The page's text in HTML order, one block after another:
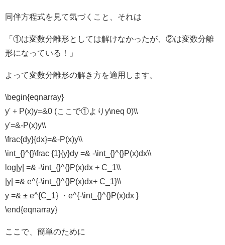
同伴方程式を見て気づくこと、それは
「①は変数分離形としては解けなかったが、 ②は変数分離
形になっている！」
よって変数分離形の解き方を適用します。
\begin{eqnarray}
y' + P(x)y=&0 (ここで①よりy\neq 0)\\
y'=&-P(x)y\\
\frac{dy}{dx}=&-P(x)y\\
\int_{}^{}\frac {1}{y}dy =& -\int_{}^{}P(x)dx\\
log|y| =& -\int_{}^{}P(x)dx + C_1\\
|y| =& e^{-\int_{}^{}P(x)dx+ C_1}\\
y =& ± e^{C_1} ・e^{-\int_{}^{}P(x)dx }
\end{eqnarray}
ここで、簡単のために